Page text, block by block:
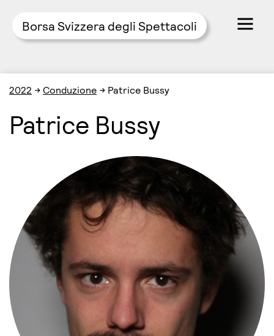
Borsa Svizzera degli Spettacoli
to2022 → Conduzione → Patrice Bussy
Patrice Bussy